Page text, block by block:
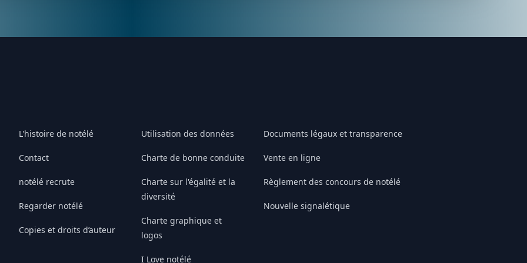
L'histoire de notélé
Contact
notélé recrute
Regarder notélé
Copies et droits d’auteur
Utilisation des données
Charte de bonne conduite
Charte sur l'égalité et la
diversité
Charte graphique et
logos
I Love notélé
Documents légaux et transparence
Vente en ligne
Règlement des concours de notélé
Nouvelle signalétique